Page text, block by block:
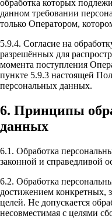
обработка которых
данном требовании
только Оператором,
5.9.4. Согласие на
разрешённых для
момента поступления
пункте 5.9.3 настоящей
персональных данных.
6. Принципы
данных
6.1. Обработка
законной и справедливой
6.2. Обработка
достижением конкретных,
целей. Не допускается
несовместимая с целями